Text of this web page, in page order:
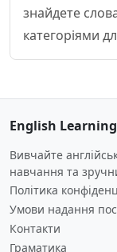
знайдете
категоріями
English
Вивчайте
навчання та
Політика
Умови надання
Контакти
Граматика